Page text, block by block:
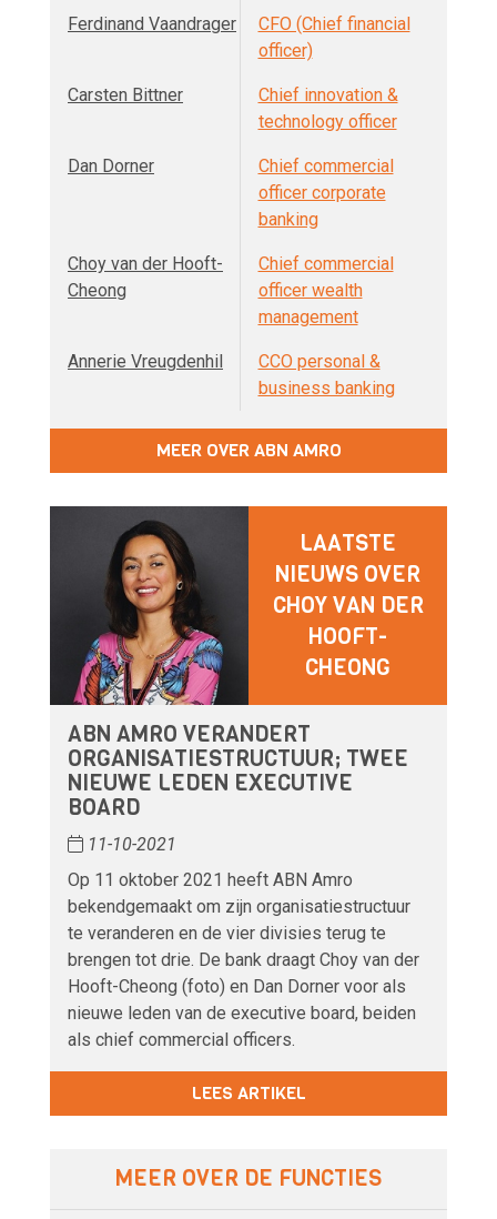
Ferdinand Vaandrager
CFO (Chief financial
officer)
Carsten Bittner
Chief innovation &
technology officer
Dan Dorner
Chief commercial
officer corporate
banking
Choy van der Hooft-
Cheong
Chief commercial
officer wealth
management
Annerie Vreugdenhil
CCO personal &
business banking
MEER OVER ABN AMRO
LAATSTE
NIEUWS OVER
CHOY VAN DER
HOOFT-
CHEONG
ABN AMRO VERANDERT
ORGANISATIESTRUCTUUR; TWEE
NIEUWE LEDEN EXECUTIVE
BOARD
11-10-2021
Op 11 oktober 2021 heeft ABN Amro
bekendgemaakt om zijn organisatiestructuur
te veranderen en de vier divisies terug te
brengen tot drie. De bank draagt Choy van der
Hooft-Cheong (foto) en Dan Dorner voor als
nieuwe leden van de executive board, beiden
als chief commercial officers.
LEES ARTIKEL
MEER OVER DE FUNCTIES